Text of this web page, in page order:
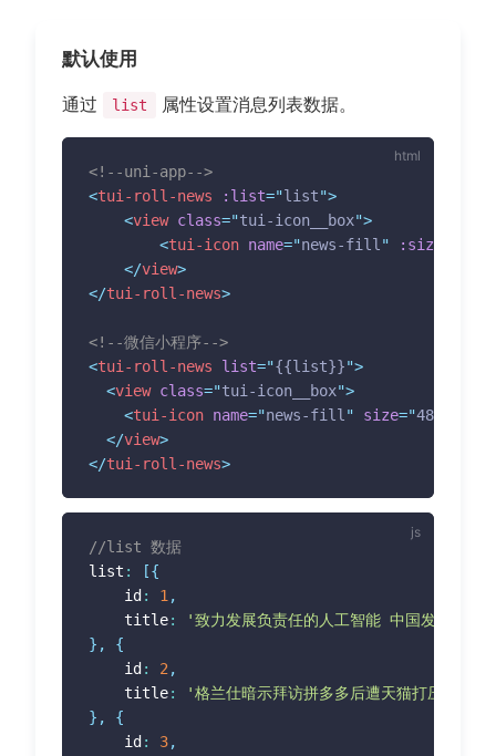
默认使用
通过 list 属性设置消息列表数据。
<!--uni-app-->
<tui-roll-news :list="list">
<view class="tui-icon__box">
<tui-icon name="news-fill " :size
</view>
</tui-roll-news>
<!--微信小程序-->
<tui-roll-news list="{{list}}">
<view class="tui-icon__box">
<tui-icon name="news-fill " size="48
</view>
</tui-roll-news>
//list 数据
list : [{
	id
: 1 ,
	title
:
'致力发展负责任的人工智能 中国发布八大
} ,
{
	id
: 2 ,
	title
:
'格兰仕暗示拜访拼多多后遭天猫打压，拼
} ,
{
	id
: 3,